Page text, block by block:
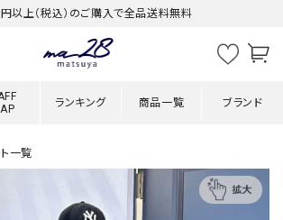
以上（税込）のご購入で全品送料無料
ランキング 商品一覧 ブランド
一覧